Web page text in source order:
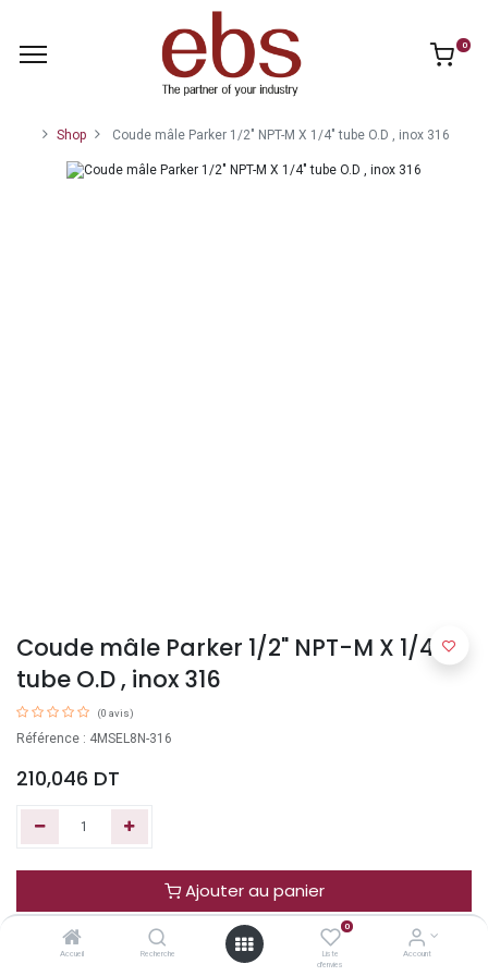
Accueil Recherche
0
Liste
d'envies
Account
0
Shop Coude mâle Parker 1/2" NPT-M X 1/4" tube O.D , inox 316
Coude mâle Parker 1/2" NPT-M X 1/4"
tube O.D , inox 316
(0 avis)
Référence : 4MSEL8N-316
210,046 DT
Ajouter au panier
Acheter maintenant